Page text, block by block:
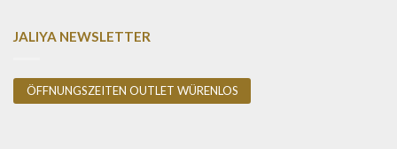
JALIYA NEWSLETTER
ÖFFNUNGSZEITEN OUTLET WÜRENLOS